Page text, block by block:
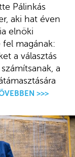
Pálinkás
aki hat éven
elnöki
magának:
a választás
a
>>>